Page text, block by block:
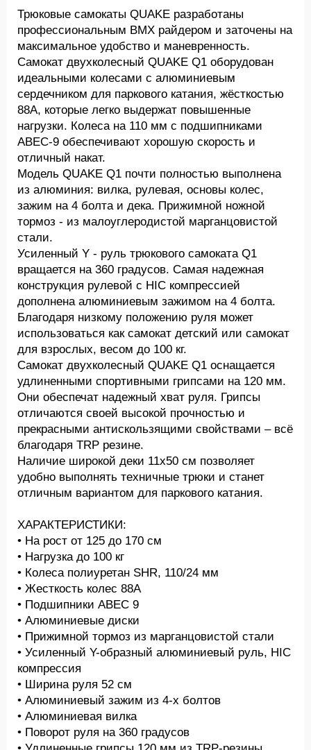
Трюковые самокаты QUAKE разработаны
профессиональным BMX райдером и заточены на
максимальное удобство и маневренность.
Самокат двухколесный QUAKE Q1 оборудован
идеальными колесами с алюминиевым
сердечником для паркового катания, жёсткостью
88А, которые легко выдержат повышенные
нагрузки. Колеса на 110 мм с подшипниками
ABEC-9 обеспечивают хорошую скорость и
отличный накат.
Модель QUAKE Q1 почти полностью выполнена
из алюминия: вилка, рулевая, основы колес,
зажим на 4 болта и дека. Прижимной ножной
тормоз - из малоуглеродистой марганцовистой
стали.
Усиленный Y - руль трюкового самоката Q1
вращается на 360 градусов. Самая надежная
конструкция рулевой с HIC компрессией
дополнена алюминиевым зажимом на 4 болта.
Благодаря низкому положению руля может
использоваться как самокат детский или самокат
для взрослых, весом до 100 кг.
Самокат двухколесный QUAKE Q1 оснащается
удлиненными спортивными грипсами на 120 мм.
Они обеспечат надежный хват руля. Грипсы
отличаются своей высокой прочностью и
прекрасными антискользящими свойствами – всё
благодаря TRP резине.
Наличие широкой деки 11х50 см позволяет
удобно выполнять техничные трюки и станет
отличным вариантом для паркового катания.
ХАРАКТЕРИСТИКИ:
• На рост от 125 до 170 см
• Нагрузка до 100 кг
• Колеса полиуретан SHR, 110/24 мм
• Жесткость колес 88А
• Подшипники ABEC 9
• Алюминиевые диски
• Прижимной тормоз из марганцовистой стали
• Усиленный Y-образный алюминиевый руль, HIC
компрессия
• Ширина руля 52 см
• Алюминиевый зажим из 4-х болтов
• Алюминиевая вилка
• Поворот руля на 360 градусов